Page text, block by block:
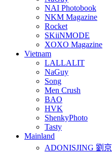
NAI Photobook
NKM Magazine
Rocket
SKiiNMODE
XOXO Magazine
Vietnam
LALLALIT
NaGuy
Song
Men Crush
BAO
HVK
ShenkyPhoto
Tasty
Mainland
ADONISJING 劉京